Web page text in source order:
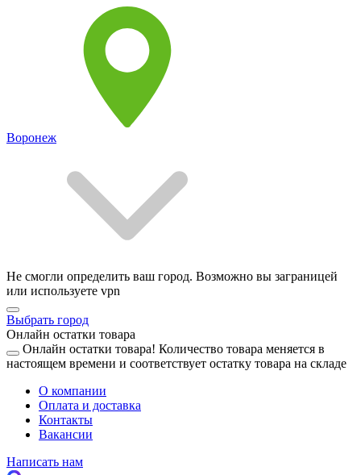
Воронеж
Не смогли определить ваш город. Возможно вы заграницей
или используете vpn
Выбрать город
Онлайн остатки товара
Онлайн остатки товара! Количество товара меняется в
настоящем времени и соответствует остатку товара на складе
О компании
Оплата и доставка
Контакты
Вакансии
Написать нам